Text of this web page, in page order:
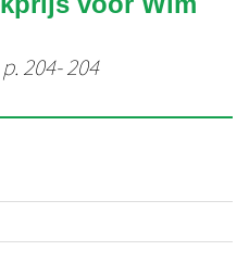
204- 204